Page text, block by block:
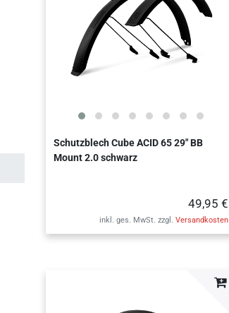
Schutzblech Cube ACID 65 29" BB
Mount 2.0 schwarz
49,95 €
inkl. ges. MwSt. zzgl. Versandkosten